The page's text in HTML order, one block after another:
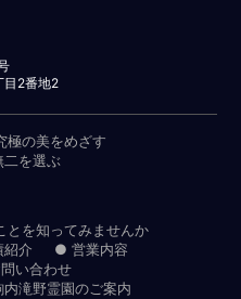
目2番地2
極の美をめざす
を選ぶ
を知ってみませんか
介
● 営業内容
い合わせ
滝野霊園のご案内